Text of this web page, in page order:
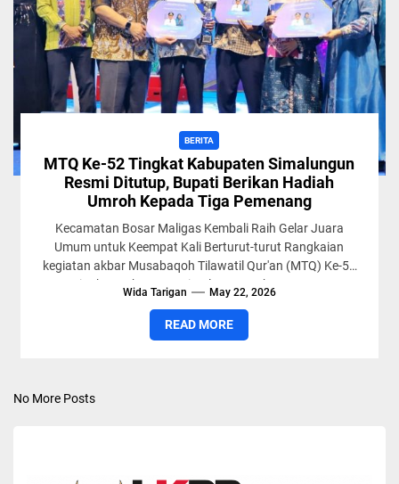
BERITA
MTQ Ke-52 Tingkat Kabupaten Simalungun
Resmi Ditutup, Bupati Berikan Hadiah
Umroh Kepada Tiga Pemenang
Kecamatan Bosar Maligas Kembali Raih Gelar Juara
Umum untuk Keempat Kali Berturut-turut Rangkaian
kegiatan akbar Musabaqoh Tilawatil Qur'an (MTQ) Ke-52
Tingkat Kabupaten Simalungun Tahun 2026...
Wida Tarigan May 22, 2026
READ MORE
No More Posts